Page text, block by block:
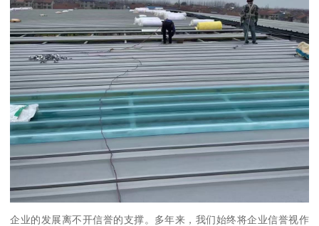
企业的发展离不开信誉的支撑。多年来，我们始终将企业信誉视作